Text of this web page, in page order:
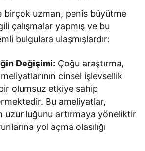
birçok uzman, penis büyütme
çalışmalar yapmış ve bu
bulgulara ulaşmışlardır:
Değişimi: Çoğu araştırma,
cinsel işlevsellik
olumsuz etkiye sahip
Bu ameliyatlar,
uzunluğunu artırmaya yöneliktir
yol açma olasılığı